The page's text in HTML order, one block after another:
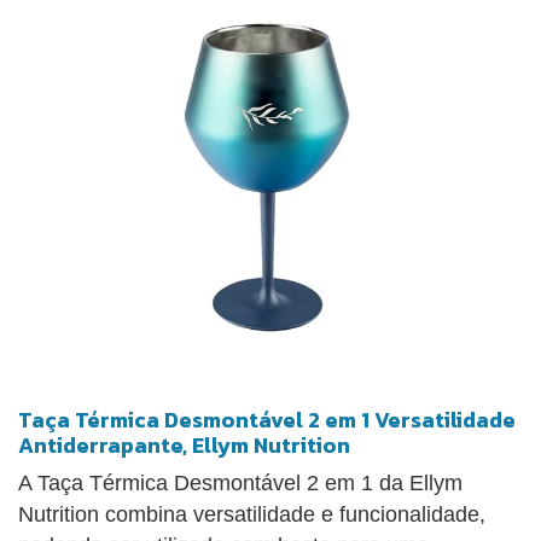
Taça Térmica Desmontável 2 em 1 Versatilidade
Antiderrapante, Ellym Nutrition
A Taça Térmica Desmontável 2 em 1 da Ellym
Nutrition combina versatilidade e funcionalidade,